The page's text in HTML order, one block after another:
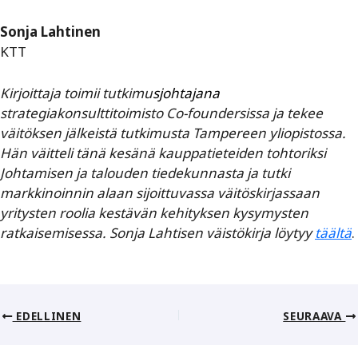
Sonja Lahtinen
KTT
Kirjoittaja toimii tutkimusjohtajana
strategiakonsulttitoimisto Co-foundersissa ja tekee
väitöksen jälkeistä tutkimusta Tampereen yliopistossa.
Hän väitteli tänä kesänä kauppatieteiden tohtoriksi
Johtamisen ja talouden tiedekunnasta ja tutki
markkinoinnin alaan sijoittuvassa väitöskirjassaan
yritysten roolia kestävän kehityksen kysymysten
ratkaisemisessa. Sonja Lahtisen väistökirja löytyytäältä.
EDELLINEN SEURAAVA